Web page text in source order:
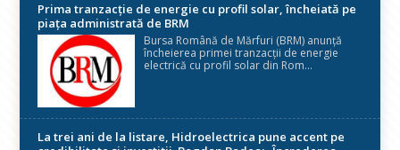
Prima tranzacție de energie cu profil solar, încheiată pe
piața administrată de BRM
Bursa Română de Mărfuri (BRM) anunță
încheierea primei tranzacții de energie
electrică cu profil solar din Rom...
La trei ani de la listare, Hidroelectrica pune accent pe